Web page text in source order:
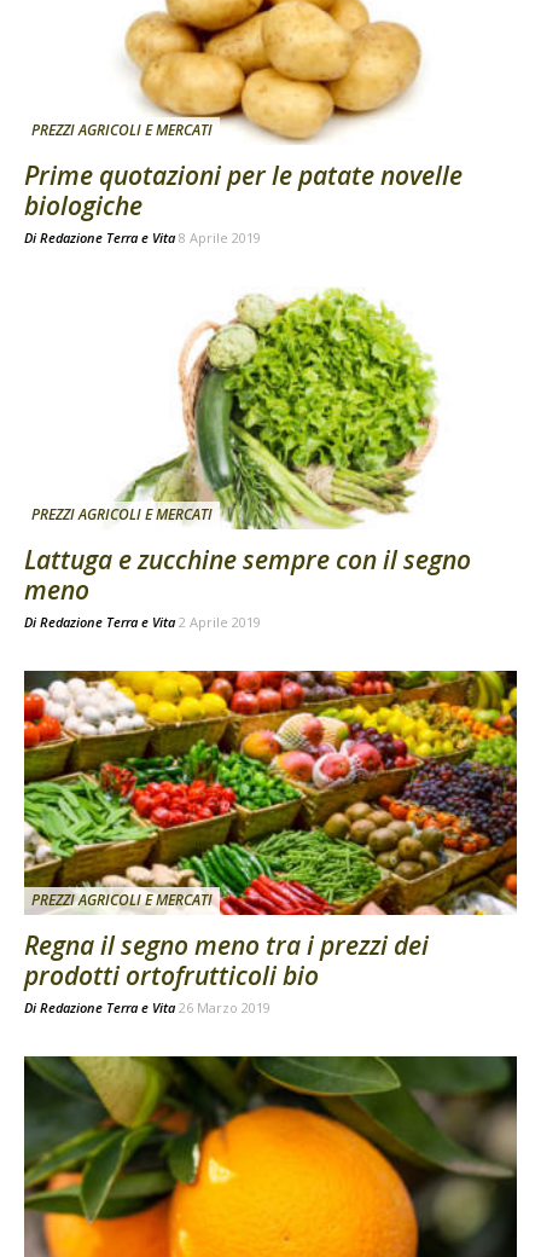
PREZZI AGRICOLI E MERCATI
Prime quotazioni per le patate novelle
biologiche
Di Redazione Terra e Vita 8 Aprile 2019
PREZZI AGRICOLI E MERCATI
Lattuga e zucchine sempre con il segno
meno
Di Redazione Terra e Vita 2 Aprile 2019
PREZZI AGRICOLI E MERCATI
Regna il segno meno tra i prezzi dei
prodotti ortofrutticoli bio
Di Redazione Terra e Vita 26 Marzo 2019